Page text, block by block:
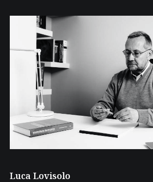
Luca Lovisolo